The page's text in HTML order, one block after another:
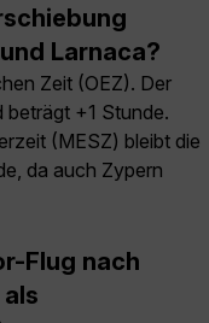
Larnaca?
Zeit (OEZ). Der
+1 Stunde.
(MESZ) bleibt die
da auch Zypern
Flug nach